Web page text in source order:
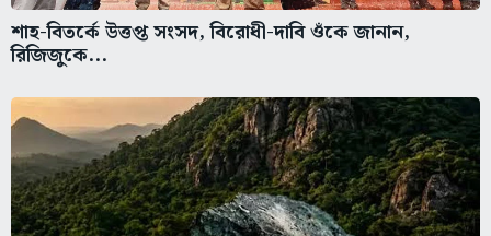
শাহ-বিতর্কে উত্তপ্ত সংসদ, বিরোধী-দাবি ওঁকে জানান,
রিজিজুকে...